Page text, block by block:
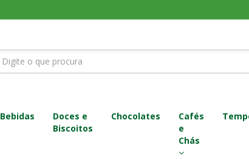
Bebidas
Doces e
Biscoitos
Chocolates
Cafés
e
Chás